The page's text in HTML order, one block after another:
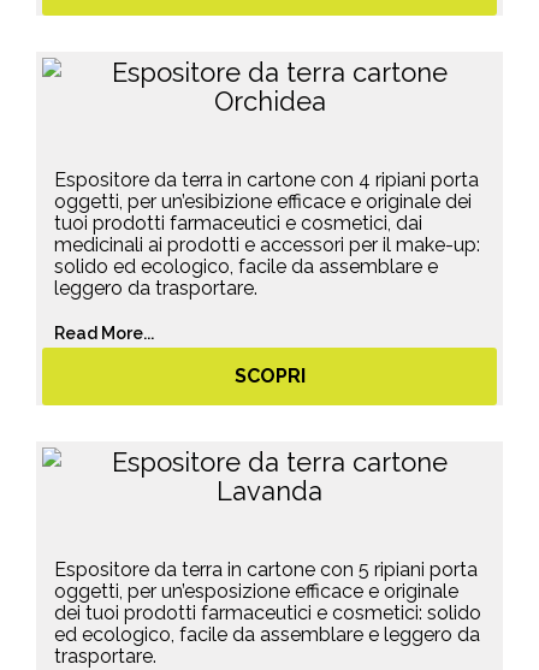
Espositore da terra in cartone con 4 ripiani porta
oggetti, per un’esibizione efficace e originale dei
tuoi prodotti farmaceutici e cosmetici, dai
medicinali ai prodotti e accessori per il make-up:
solido ed ecologico, facile da assemblare e
leggero da trasportare.
Read More...
SCOPRI
Espositore da terra in cartone con 5 ripiani porta
oggetti, per un’esposizione efficace e originale
dei tuoi prodotti farmaceutici e cosmetici: solido
ed ecologico, facile da assemblare e leggero da
trasportare.